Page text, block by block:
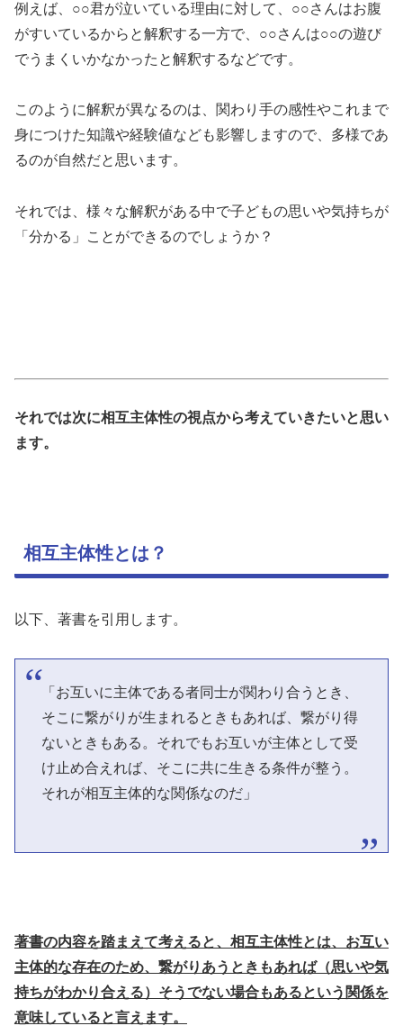
例えば、○○君が泣いている理由に対して、○○さんはお腹
がすいているからと解釈する一方で、○○さんは○○の遊び
でうまくいかなかったと解釈するなどです。
このように解釈が異なるのは、関わり手の感性やこれまで
身につけた知識や経験値なども影響しますので、多様であ
るのが自然だと思います。
それでは、様々な解釈がある中で子どもの思いや気持ちが
「分かる」ことができるのでしょうか？
それでは次に相互主体性の視点から考えていきたいと思い
ます。
相互主体性とは？
以下、著書を引用します。
「お互いに主体である者同士が関わり合うとき、
そこに繋がりが生まれるときもあれば、繋がり得
ないときもある。それでもお互いが主体として受
け止め合えれば、そこに共に生きる条件が整う。
それが相互主体的な関係なのだ」
著書の内容を踏まえて考えると、相互主体性とは、お互い
主体的な存在のため、繋がりあうときもあれば（思いや気
持ちがわかり合える）そうでない場合もあるという関係を
意味していると言えます。